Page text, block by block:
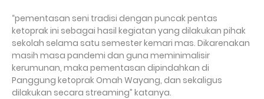
“pementasan seni tradisi dengan puncak pentas
ketoprak ini sebagai hasil kegiatan yang dilakukan pihak
sekolah selama satu semester kemari mas. Dikarenakan
masih masa pandemi dan guna meminimalisir
kerumunan, maka pementasan dipindahkan di
Panggung ketoprak Omah Wayang, dan sekaligus
dilakukan secara streaming” katanya.